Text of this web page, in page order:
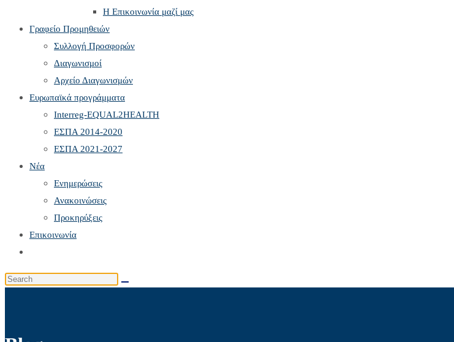
Η Επικοινωνία μαζί μας
Γραφείο Προμηθειών
Συλλογή Προσφορών
Διαγωνισμοί
Αρχείο Διαγωνισμών
Ευρωπαϊκά προγράμματα
Interreg-EQUAL2HEALTH
ΕΣΠΑ 2014-2020
ΕΣΠΑ 2021-2027
Νέα
Ενημερώσεις
Ανακοινώσεις
Προκηρύξεις
Επικοινωνία
search
Search